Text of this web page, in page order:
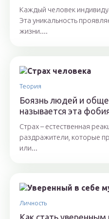
Каждый человек
Эта уникальность
жизни....
Теория
Боязнь людей и
называется эта
Страх – естественная
раздражители, которые
или...
Личность